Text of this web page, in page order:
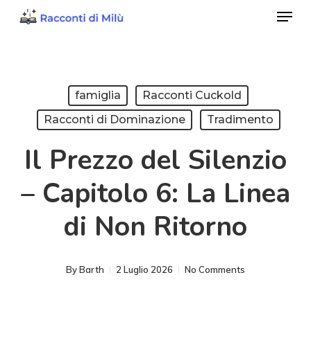
Menu
famiglia
Racconti Cuckold
Racconti di Dominazione
Tradimento
Il Prezzo del Silenzio
– Capitolo 6: La Linea
di Non Ritorno
ByBarth 2 Luglio 2026 No Comments